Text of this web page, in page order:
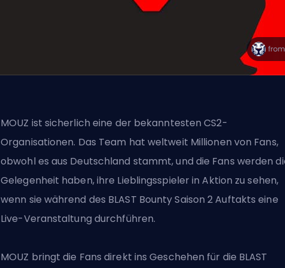
MOUZ ist sicherlich eine der bekanntesten CS2-
Organisationen. Das Team hat weltweit Millionen von Fans,
obwohl es aus Deutschland stammt, und die Fans werden
Gelegenheit haben, ihre Lieblingsspieler in Aktion zu sehen,
wenn sie während des BLAST Bounty Saison 2 Auftakts eine
Live-Veranstaltung durchführen.
MOUZ bringt die Fans direkt ins Geschehen für die BLAST